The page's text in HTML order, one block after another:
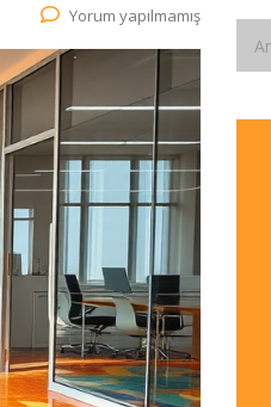
Yorum yapılmamış